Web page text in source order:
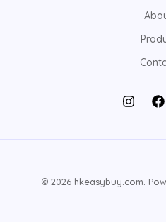
© 2026 hkeasybuy.com.